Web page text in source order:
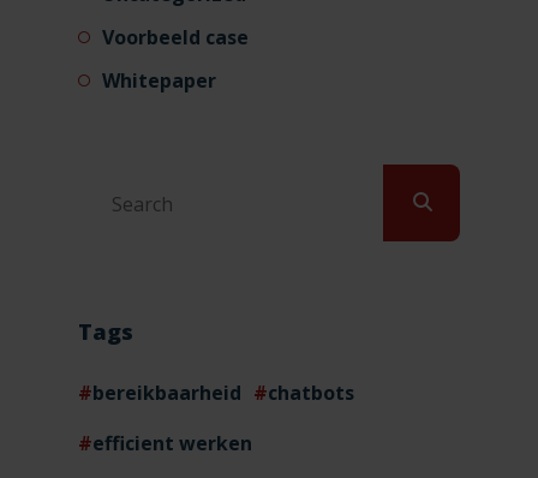
Voorbeeld case
Whitepaper
Tags
bereikbaarheid
chatbots
efficient werken